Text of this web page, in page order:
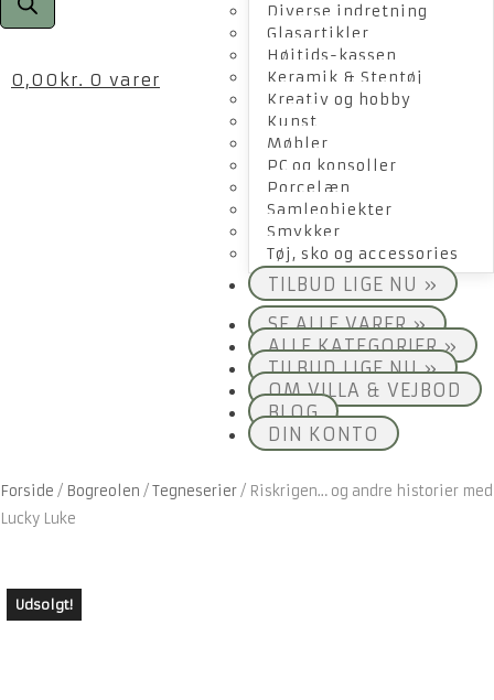
0,00 kr. 0 varer
Diverse indretning
Glasartikler
Højtids-kassen
Keramik & Stentøj
Kreativ og hobby
Kunst
Møbler
PC og konsoller
Porcelæn
Samleobjekter
Smykker
Tøj, sko og accessories
TILBUD LIGE NU »
SE ALLE VARER »
ALLE KATEGORIER »
TILBUD LIGE NU »
OM VILLA & VEJBOD
BLOG
DIN KONTO
Forside / Bogreolen /Tegneserier/ Riskrigen… og andre historier med
Lucky Luke
Udsolgt!